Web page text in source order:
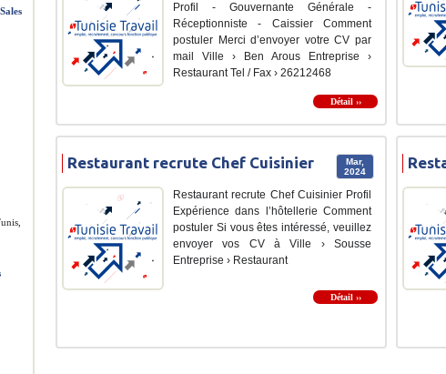
Profil - Gouvernante Générale -
Réceptionniste - Caissier Comment
postuler Merci d’envoyer votre CV par
mail Ville › Ben Arous Entreprise ›
Restaurant Tel / Fax › 26212468
Détail ››
Mar,
2024
Restaurant recrute Chef Cuisinier
Restaurant recrute Chef Cuisinier Profil
Expérience dans l’hôtellerie Comment
postuler Si vous êtes intéressé, veuillez
envoyer vos CV à Ville › Sousse
Entreprise › Restaurant
Détail ››